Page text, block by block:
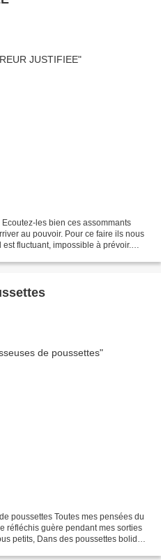
les bien ces assommants
au pouvoir. Pour ce faire ils nous
fluctuant, impossible à prévoir.
poussettes Toutes mes pensées du
réfléchis guère pendant mes sorties
petits, Dans des poussettes bolides